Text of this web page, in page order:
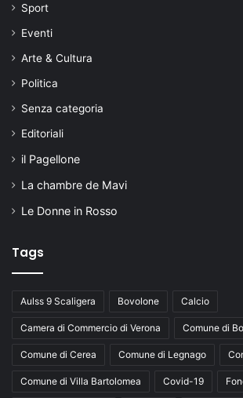
Sport
Eventi
Arte & Cultura
Politica
Senza categoria
Editoriali
il Pagellone
La chambre de Mavi
Le Donne in Rosso
Tags
Aulss 9 Scaligera Bovolone Calcio
Camera di Commercio di Verona Comune di
Comune di Cerea Comune di Legnago
Comune di Villa Bartolomea Covid-19